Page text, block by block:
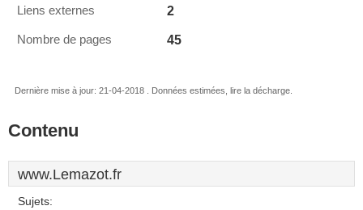
Liens externes 2
Nombre de pages 45
Dernière mise à jour: 21-04-2018 . Données estimées, lire la décharge.
Contenu
www.Lemazot.fr
Sujets: